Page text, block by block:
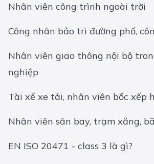
Nhân viên công trình ngoài trời
Công nhân bảo trì đường phố,
Nhân viên giao thông nội bộ
nghiệp
Tài xế xe tải, nhân viên bốc xếp
Nhân viên sân bay, trạm xăng,
EN ISO 20471 - class 3 là gì?